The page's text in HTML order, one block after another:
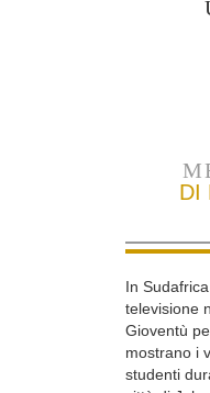
DI
In
televisione
Gioventù
mostrano i
studenti